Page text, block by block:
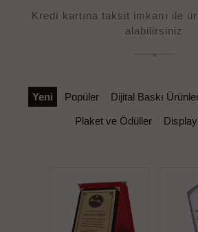
Kredi kartına taksit imkanı ile
alabilirsiniz
Yeni Popüler Dijital Baskı
Plaket ve Ödüller